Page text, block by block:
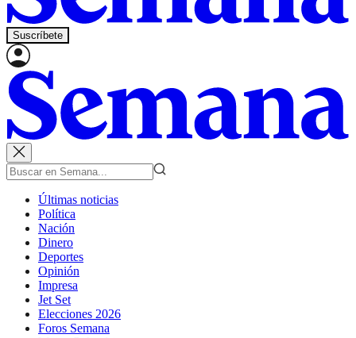
Suscríbete
Últimas noticias
Política
Nación
Dinero
Deportes
Opinión
Impresa
Jet Set
Elecciones 2026
Foros Semana